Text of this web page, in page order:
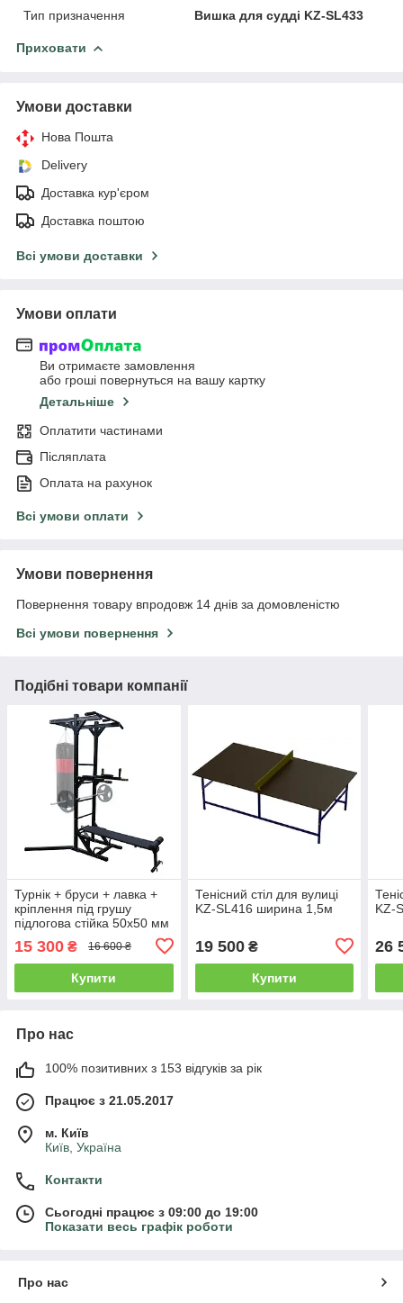
Тип призначення
Вишка для судді KZ-SL433
Приховати
Умови доставки
Нова Пошта
Delivery
Доставка кур'єром
Доставка поштою
Всі умови доставки
Умови оплати
Ви отримаєте замовлення
або гроші повернуться на вашу картку
Детальніше
Оплатити частинами
Післяплата
Оплата на рахунок
Всі умови оплати
Умови повернення
Повернення товару впродовж 14 днів за домовленістю
Всі умови повернення
Подібні товари компанії
Турнік + бруси + лавка +
кріплення під грушу
підлогова стійка 50х50 мм
KZ-839 Спортивні стінки і
турніки для будинку
розбірна
15 300 ₴ 16 600 ₴
Купити
Тенісний стіл для вулиці
KZ-SL416 ширина 1,5м
19 500₴
Купити
KZ-
26
Про нас
100% позитивних з 153 відгуків за рік
Працює з 21.05.2017
м. Київ
Київ, Україна
Контакти
Сьогодні працює з 09:00 до 19:00
Показати весь графік роботи
Про нас